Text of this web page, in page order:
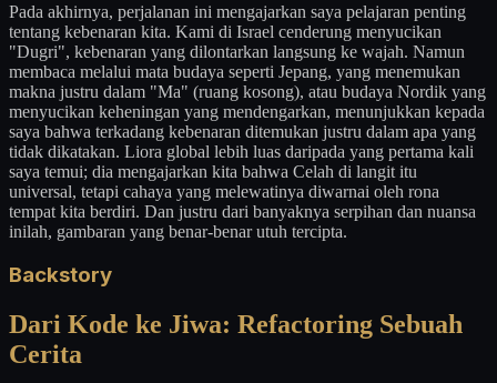
Pada akhirnya, perjalanan ini mengajarkan saya pelajaran penting
tentang kebenaran kita. Kami di Israel cenderung menyucikan
"Dugri", kebenaran yang dilontarkan langsung ke wajah. Namun
membaca melalui mata budaya seperti Jepang, yang menemukan
makna justru dalam "Ma" (ruang kosong), atau budaya Nordik yang
menyucikan keheningan yang mendengarkan, menunjukkan kepada
saya bahwa terkadang kebenaran ditemukan justru dalam apa yang
tidak dikatakan. Liora global lebih luas daripada yang pertama kali
saya temui; dia mengajarkan kita bahwa Celah di langit itu
universal, tetapi cahaya yang melewatinya diwarnai oleh rona
tempat kita berdiri. Dan justru dari banyaknya serpihan dan nuansa
inilah, gambaran yang benar-benar utuh tercipta.
Backstory
Dari Kode ke Jiwa: Refactoring Sebuah
Cerita